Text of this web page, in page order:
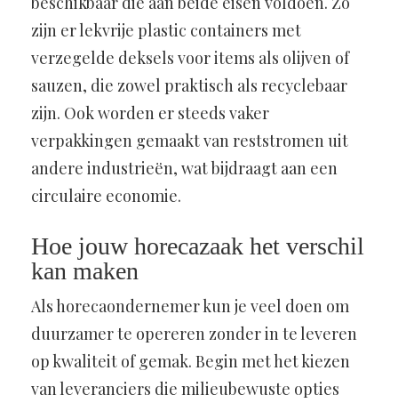
zijn er lekvrije plastic containers met
verzegelde deksels voor items als olijven of
sauzen, die zowel praktisch als recyclebaar
zijn. Ook worden er steeds vaker
verpakkingen gemaakt van reststromen uit
andere industrieën, wat bijdraagt aan een
circulaire economie.
Hoe jouw horecazaak het verschil
kan maken
Als horecaondernemer kun je veel doen om
duurzamer te opereren zonder in te leveren
op kwaliteit of gemak. Begin met het kiezen
van leveranciers die milieubewuste opties